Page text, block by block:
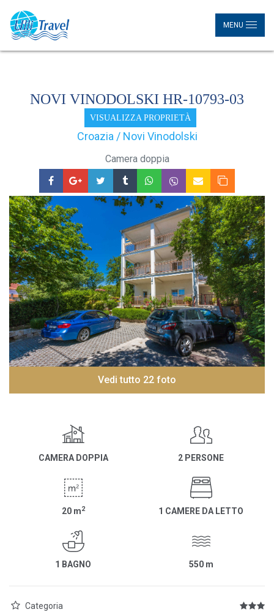
MENU
NOVI VINODOLSKI HR-10793-03
VISUALIZZA PROPRIETÀ
Croazia / Novi Vinodolski
Camera doppia
Vedi tutto 22 foto
CAMERA DOPPIA 2 PERSONE
20 m2 1 CAMERE DA LETTO
1 BAGNO 550 m
Categoria